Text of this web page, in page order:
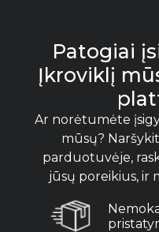
Patogiai
Įkroviklį
Ar norėtumėte
mūsų?
parduotuvėje,
jūsų poreikius, ir